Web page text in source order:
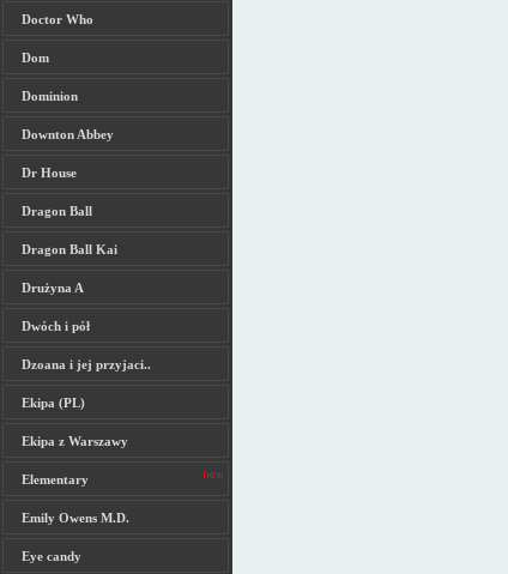
Doctor Who
Dom
Dominion
Downton Abbey
Dr House
Dragon Ball
Dragon Ball Kai
Drużyna A
Dwóch i pół
Dzoana i jej przyjaci..
Ekipa (PL)
Ekipa z Warszawy
Elementary
Emily Owens M.D.
Eye candy